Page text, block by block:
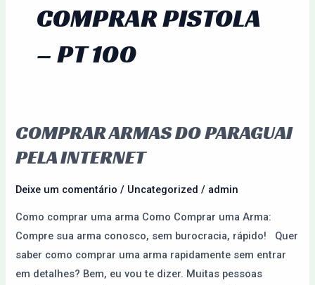
COMPRAR PISTOLA
– PT 100
COMPRAR ARMAS DO PARAGUAI
PELA INTERNET
Deixe um comentário / Uncategorized / admin
Como comprar uma arma Como Comprar uma Arma:
Compre sua arma conosco, sem burocracia, rápido! Quer
saber como comprar uma arma rapidamente sem entrar
em detalhes? Bem, eu vou te dizer. Muitas pessoas
Comprar
do
Paraguai
Internet